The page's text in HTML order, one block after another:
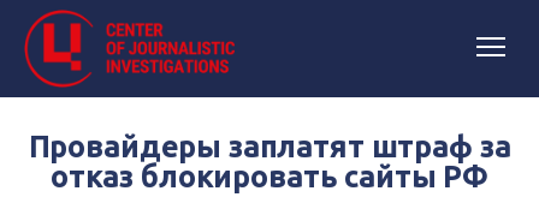
Провайдеры заплатят штраф за
отказ блокировать сайты РФ